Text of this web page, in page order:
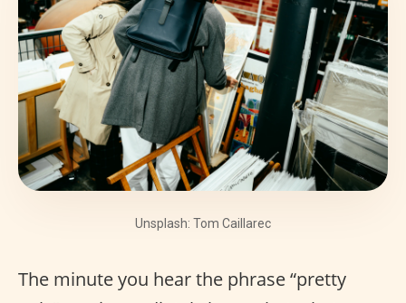
Unsplash: Tom Caillarec
The minute you hear the phrase “pretty